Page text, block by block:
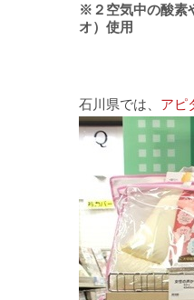
※２空気中の酸素
オ）使用
石川県では、 アピ